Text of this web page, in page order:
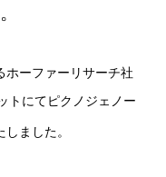
ホーファーリサーチ社
トにてピクノジェノー
ました。